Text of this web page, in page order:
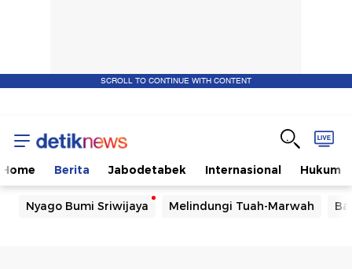
SCROLL TO CONTINUE WITH CONTENT
Home Berita Jabodetabek Internasional Hukum
Nyago Bumi Sriwijaya Melindungi Tuah-Marwah